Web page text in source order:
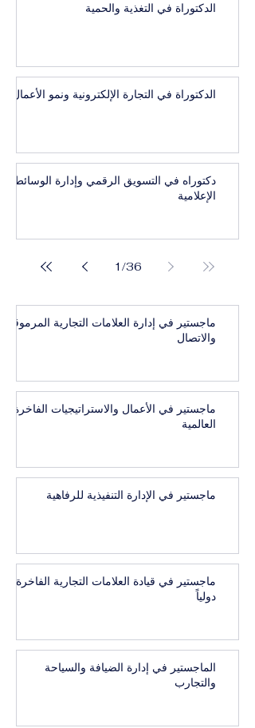
الدكتوراة في التغذية والحمية
الدكتوراة في التجارة الإلكترونية ونمو الأعمال
دكتوراه في التسويق الرقمي وإدارة الوسائط
الإعلامية
1 /36
ماجستير في إدارة العلامات التجارية المرموقة
والاتصال
ماجستير في الأعمال والاستراتيجيات الفاخرة
العالمية
ماجستير في الإدارة التنفيذية للرفاهية
ماجستير في قيادة العلامات التجارية الفاخرة
دولياً
الماجستير في إدارة الضيافة والسياحة
والتجارب